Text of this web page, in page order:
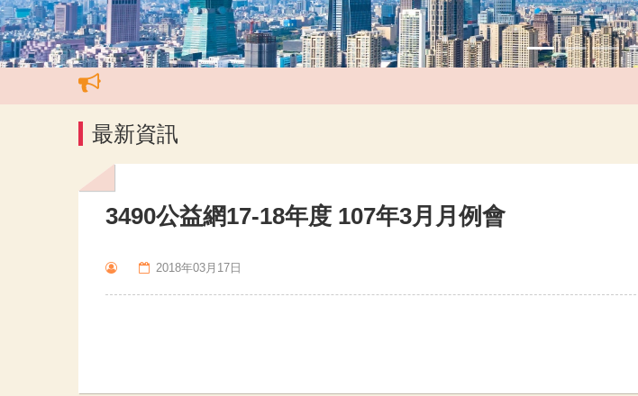
最新資訊
3490公益網17-18年度 107年3月月例會
2018年03月17日